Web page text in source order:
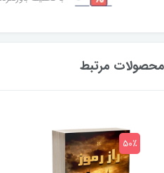
محصولات مرتبط
50٪